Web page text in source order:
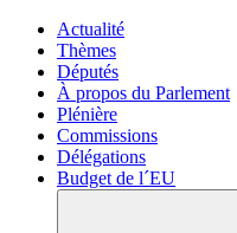
Actualité
Thèmes
Députés
À propos du Parlement
Plénière
Commissions
Délégations
Budget de l´EU